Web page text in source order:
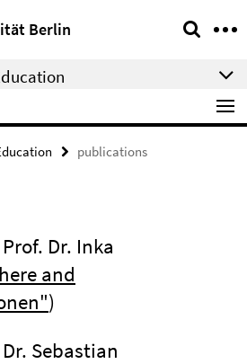
Berlin
publications
Dr. Inka
and
)
Sebastian